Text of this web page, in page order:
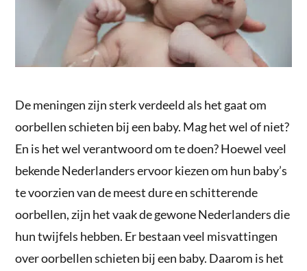
De meningen zijn sterk verdeeld als het gaat om
oorbellen schieten bij een baby. Mag het wel of niet?
En is het wel verantwoord om te doen? Hoewel veel
bekende Nederlanders ervoor kiezen om hun baby’s
te voorzien van de meest dure en schitterende
oorbellen, zijn het vaak de gewone Nederlanders die
hun twijfels hebben. Er bestaan veel misvattingen
over oorbellen schieten bij een baby. Daarom is het